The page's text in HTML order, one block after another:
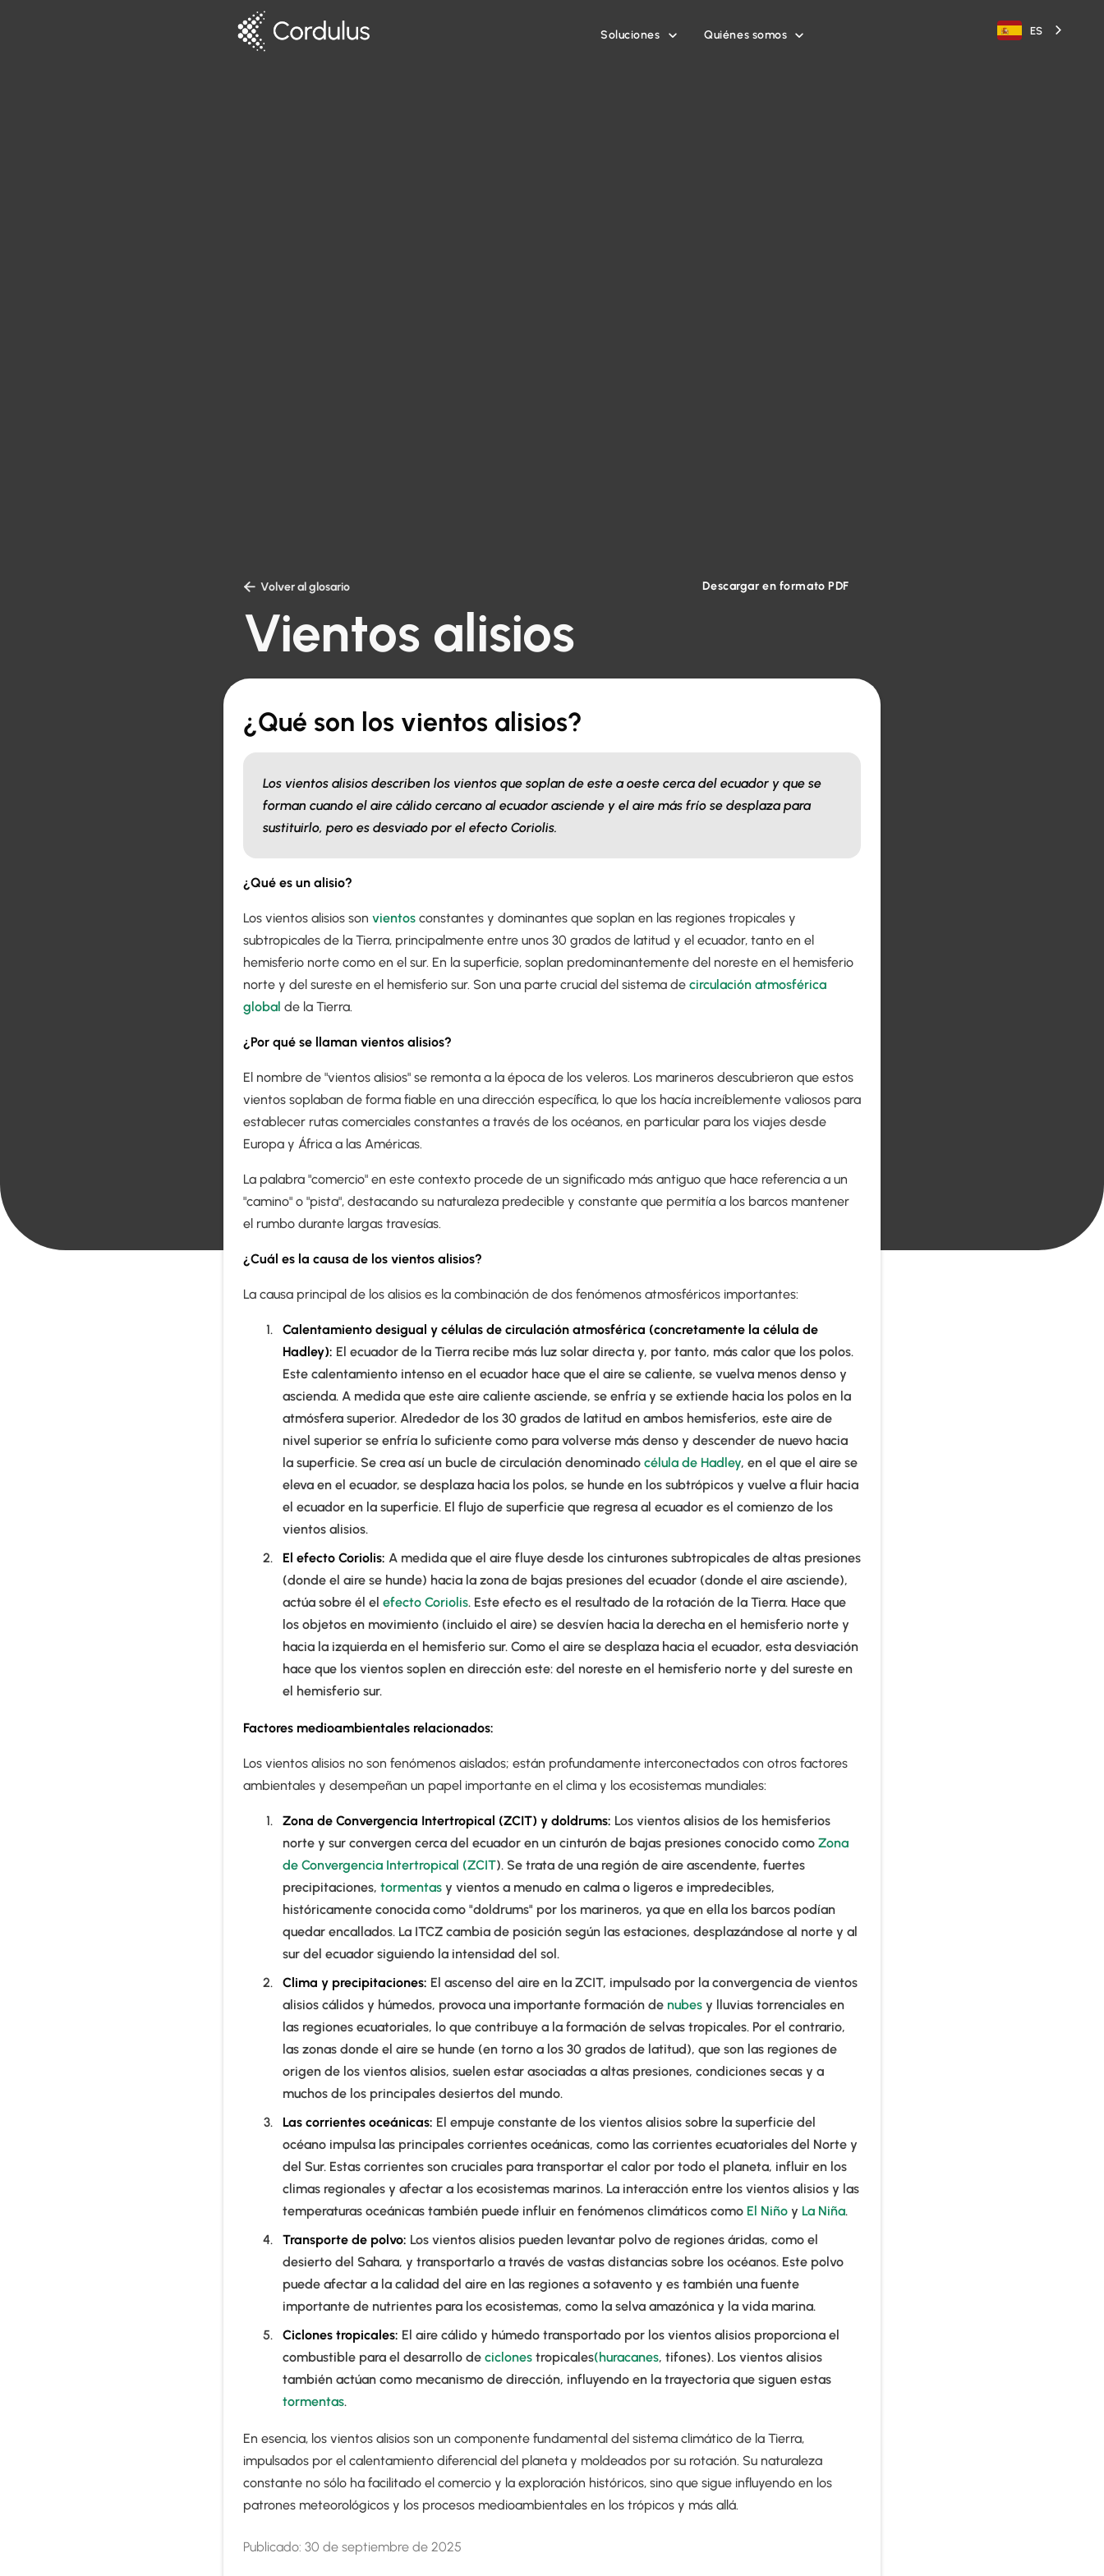
Soluciones  Quiénes somos  ES
 Volver al glosario Descargar en formato PDF
Vientos alisios
¿Qué son los vientos alisios?
Los vientos alisios describen los vientos que soplan de este a oeste cerca del ecuador y que se
forman cuando el aire cálido cercano al ecuador asciende y el aire más frío se desplaza para
sustituirlo, pero es desviado por el efecto Coriolis.
¿Qué es un alisio?
Los vientos alisios son vientos constantes y dominantes que soplan en las regiones tropicales y
subtropicales de la Tierra, principalmente entre unos 30 grados de latitud y el ecuador, tanto en el
hemisferio norte como en el sur. En la superficie, soplan predominantemente del noreste en el hemisferio
norte y del sureste en el hemisferio sur. Son una parte crucial del sistema de circulación atmosférica
global de la Tierra.
¿Por qué se llaman vientos alisios?
El nombre de "vientos alisios" se remonta a la época de los veleros. Los marineros descubrieron que estos
vientos soplaban de forma fiable en una dirección específica, lo que los hacía increíblemente valiosos para
establecer rutas comerciales constantes a través de los océanos, en particular para los viajes desde
Europa y África a las Américas.
La palabra "comercio" en este contexto procede de un significado más antiguo que hace referencia a un
"camino" o "pista", destacando su naturaleza predecible y constante que permitía a los barcos mantener
el rumbo durante largas travesías.
¿Cuál es la causa de los vientos alisios?
La causa principal de los alisios es la combinación de dos fenómenos atmosféricos importantes:
Calentamiento desigual y células de circulación atmosférica (concretamente la célula de
Hadley): El ecuador de la Tierra recibe más luz solar directa y, por tanto, más calor que los polos.
Este calentamiento intenso en el ecuador hace que el aire se caliente, se vuelva menos denso y
ascienda. A medida que este aire caliente asciende, se enfría y se extiende hacia los polos en la
atmósfera superior. Alrededor de los 30 grados de latitud en ambos hemisferios, este aire de
nivel superior se enfría lo suficiente como para volverse más denso y descender de nuevo hacia
la superficie. Se crea así un bucle de circulación denominado célula de Hadley, en el que el aire se
eleva en el ecuador, se desplaza hacia los polos, se hunde en los subtrópicos y vuelve a fluir hacia
el ecuador en la superficie. El flujo de superficie que regresa al ecuador es el comienzo de los
vientos alisios.
El efecto Coriolis: A medida que el aire fluye desde los cinturones subtropicales de altas presiones
(donde el aire se hunde) hacia la zona de bajas presiones del ecuador (donde el aire asciende),
actúa sobre él el efecto Coriolis. Este efecto es el resultado de la rotación de la Tierra. Hace que
los objetos en movimiento (incluido el aire) se desvíen hacia la derecha en el hemisferio norte y
hacia la izquierda en el hemisferio sur. Como el aire se desplaza hacia el ecuador, esta desviación
hace que los vientos soplen en dirección este: del noreste en el hemisferio norte y del sureste en
el hemisferio sur.
Factores medioambientales relacionados:
Los vientos alisios no son fenómenos aislados; están profundamente interconectados con otros factores
ambientales y desempeñan un papel importante en el clima y los ecosistemas mundiales:
Zona de Convergencia Intertropical (ZCIT) y doldrums: Los vientos alisios de los hemisferios
norte y sur convergen cerca del ecuador en un cinturón de bajas presiones conocido como Zona
de Convergencia Intertropical (ZCIT). Se trata de una región de aire ascendente, fuertes
precipitaciones, tormentas y vientos a menudo en calma o ligeros e impredecibles,
históricamente conocida como "doldrums" por los marineros, ya que en ella los barcos podían
quedar encallados. La ITCZ cambia de posición según las estaciones, desplazándose al norte y al
sur del ecuador siguiendo la intensidad del sol.
Clima y precipitaciones: El ascenso del aire en la ZCIT, impulsado por la convergencia de vientos
alisios cálidos y húmedos, provoca una importante formación de nubes y lluvias torrenciales en
las regiones ecuatoriales, lo que contribuye a la formación de selvas tropicales. Por el contrario,
las zonas donde el aire se hunde (en torno a los 30 grados de latitud), que son las regiones de
origen de los vientos alisios, suelen estar asociadas a altas presiones, condiciones secas y a
muchos de los principales desiertos del mundo.
Las corrientes oceánicas: El empuje constante de los vientos alisios sobre la superficie del
océano impulsa las principales corrientes oceánicas, como las corrientes ecuatoriales del Norte y
del Sur. Estas corrientes son cruciales para transportar el calor por todo el planeta, influir en los
climas regionales y afectar a los ecosistemas marinos. La interacción entre los vientos alisios y las
temperaturas oceánicas también puede influir en fenómenos climáticos como El Niño y La Niña.
Transporte de polvo: Los vientos alisios pueden levantar polvo de regiones áridas, como el
desierto del Sahara, y transportarlo a través de vastas distancias sobre los océanos. Este polvo
puede afectar a la calidad del aire en las regiones a sotavento y es también una fuente
importante de nutrientes para los ecosistemas, como la selva amazónica y la vida marina.
Ciclones tropicales: El aire cálido y húmedo transportado por los vientos alisios proporciona el
combustible para el desarrollo de ciclones tropicales(huracanes, tifones). Los vientos alisios
también actúan como mecanismo de dirección, influyendo en la trayectoria que siguen estas
tormentas.
En esencia, los vientos alisios son un componente fundamental del sistema climático de la Tierra,
impulsados por el calentamiento diferencial del planeta y moldeados por su rotación. Su naturaleza
constante no sólo ha facilitado el comercio y la exploración históricos, sino que sigue influyendo en los
patrones meteorológicos y los procesos medioambientales en los trópicos y más allá.
Publicado: 30 de septiembre de 2025